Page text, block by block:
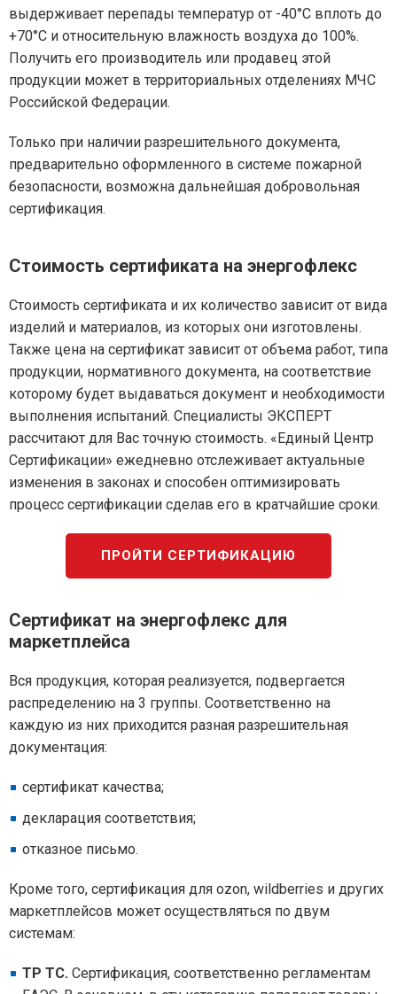
выдерживает перепады температур от -40°С вплоть до
+70°С и относительную влажность воздуха до 100%.
Получить его производитель или продавец этой
продукции может в территориальных отделениях МЧС
Российской Федерации.
Только при наличии разрешительного документа,
предварительно оформленного в системе пожарной
безопасности, возможна дальнейшая добровольная
сертификация.
Стоимость сертификата на энергофлекс
Стоимость сертификата и их количество зависит от вида
изделий и материалов, из которых они изготовлены.
Также цена на сертификат зависит от объема работ, типа
продукции, нормативного документа, на соответствие
которому будет выдаваться документ и необходимости
выполнения испытаний. Специалисты ЭКСПЕРТ
рассчитают для Вас точную стоимость. «Единый Центр
Сертификации» ежедневно отслеживает актуальные
изменения в законах и способен оптимизировать
процесс сертификации сделав его в кратчайшие сроки.
ПРОЙТИ СЕРТИФИКАЦИЮ
Сертификат на энергофлекс для
маркетплейса
Вся продукция, которая реализуется, подвергается
распределению на 3 группы. Соответственно на
каждую из них приходится разная разрешительная
документация:
сертификат качества;
декларация соответствия;
отказное письмо.
Кроме того, сертификация для ozon, wildberries и других
маркетплейсов может осуществляться по двум
системам:
ТР ТС. Сертификация, соответственно регламентам